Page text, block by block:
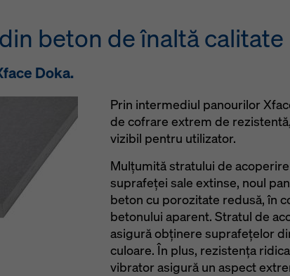
beton de înaltă calitate
Doka.
Prin intermediul panourilor
de cofrare extrem de
vizibil pentru utilizator.
Mulţumită stratului de
suprafeţei sale extinse, noul
beton cu porozitate redusă, în
betonului aparent. Stratul de
asigură obţinere suprafeţelor
culoare. În plus, rezistenţa
vibrator asigură un aspect